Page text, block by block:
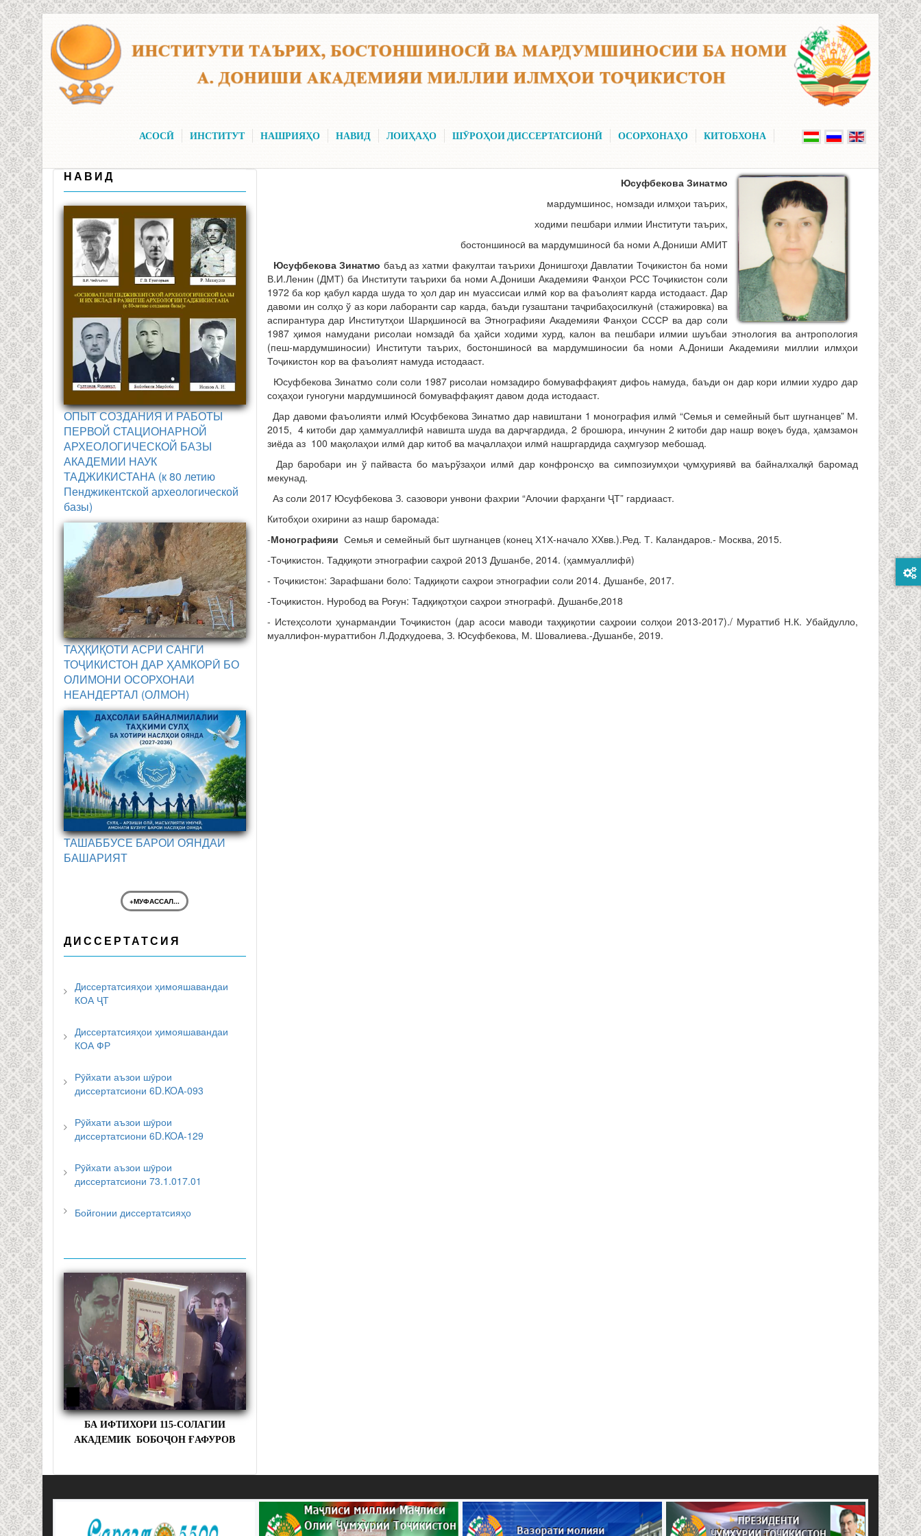
Skip to main content
АСОСӢ ИНСТИТУТ НАШРИЯҲО НАВИД ЛОИҲАҲО ШӮРОҲОИ ДИССЕРТАТСИОНӢ ОСОРХОНАҲО КИТОБХОНА
Юсуфбекова Зинатмо
мардумшинос, номзади илмҳои таърих,
ходими пешбари илмии Институти таърих,
бостоншиносӣ ва мардумшиносӣ ба номи А.Дониши АМИТ
Юсуфбекова Зинатмо баъд аз хатми факултаи таърихи Донишгоҳи Давлатии Тоҷикистон ба номи
В.И.Ленин (ДМТ) ба Институти таърихи ба номи А.Дониши Академияи Фанҳои РСС Тоҷикистон соли
1972 ба кор қабул карда шуда то ҳол дар ин муассисаи илмӣ кор ва фаъолият карда истодааст. Дар
давоми ин солҳо ў аз кори лаборанти сар карда, баъди гузаштани таҷрибаҳосилкунӣ (стажировка) ва
аспирантура дар Институтҳои Шарқшиносӣ ва Этнографияи Академияи Фанҳои СССР ва дар соли
1987 ҳимоя намудани рисолаи номзадӣ ба ҳайси ходими хурд, калон ва пешбари илмии шуъбаи этнология ва антропология
(пеш-мардумшиносии) Институти таърих, бостоншиносӣ ва мардумшиносии ба номи А.Дониши Академияи миллии илмҳои
Тоҷикистон кор ва фаъолият намуда истодааст.
Юсуфбекова Зинатмо соли соли 1987 рисолаи номзадиро бомуваффақият дифоь намуда, баъди он дар кори илмии худро дар
соҳаҳои гуногуни мардумшиносӣ бомуваффақият давом дода истодааст.
Дар давоми фаъолияти илмӣ Юсуфбекова Зинатмо дар навиштани 1 монография илмӣ “Семья и семейный быт шугнанцев” М.
2015, 4 китоби дар ҳаммуаллифӣ навишта шуда ва дарҷгардида, 2 брошюра, инчунин 2 китоби дар нашр воқеъ буда, ҳамзамон
зиёда аз 100 мақолаҳои илмӣ дар китоб ва маҷаллаҳои илмӣ нашргардида саҳмгузор мебошад.
Дар баробари ин ў пайваста бо маърўзаҳои илмӣ дар конфронсҳо ва симпозиумҳои ҷумҳуриявӣ ва байналхалқӣ баромад
мекунад.
Аз соли 2017 Юсуфбекова З. сазовори унвони фахрии “Алочии фарҳанги ҶТ” гардиааст.
Китобҳои охирини аз нашр баромада:
-Монографияи Семья и семейный быт шугнанцев (конец Х1Х-начало ХХвв.).Ред. Т. Каландаров.- Москва, 2015.
-Тоҷикистон. Тадқиқоти этнографии саҳроӣ 2013 Душанбе, 2014. (ҳаммуаллифӣ)
- Тоҷикистон: Зарафшани боло: Тадқиқоти саҳрои этнографии соли 2014. Душанбе, 2017.
-Тоҷикистон. Нуробод ва Роғун: Тадқиқотҳои саҳрои этнографӣ. Душанбе,2018
- Истеҳсолоти ҳунармандии Тоҷикистон (дар асоси маводи таҳқиқотии саҳроии солҳои 2013-2017)./ Мураттиб Н.К. Убайдулло,
муаллифон-мураттибон Л.Додхудоева, З. Юсуфбекова, М. Шовалиева.-Душанбе, 2019.
НАВИД
ОПЫТ СОЗДАНИЯ И РАБОТЫ
ПЕРВОЙ СТАЦИОНАРНОЙ
АРХЕОЛОГИЧЕСКОЙ БАЗЫ
АКАДЕМИИ НАУК
ТАДЖИКИСТАНА (к 80 летию
Пенджикентской археологической
базы)
ТАҲҚИҚОТИ АСРИ САНГИ
ТОҶИКИСТОН ДАР ҲАМКОРӢ БО
ОЛИМОНИ ОСОРХОНАИ
НЕАНДЕРТАЛ (ОЛМОН)
ТАШАББУСЕ БАРОИ ОЯНДАИ
БАШАРИЯТ
+МУФАССАЛ...
ДИССЕРТАТСИЯ
Диссертатсияҳои ҳимояшавандаи
КОА ҶТ
Диссертатсияҳои ҳимояшавандаи
КОА ФР
Рӯйхати аъзои шӯрои
диссертатсиони 6D.KOA-093
Рӯйхати аъзои шӯрои
диссертатсиони 6D.KOA-129
Рӯйхати аъзои шӯрои
диссертатсиони 73.1.017.01
Бойгонии диссертатсияҳо
БА ИФТИХОРИ 115-СОЛАГИИ
АКАДЕМИК БОБОҶОН ҒАФУРОВ